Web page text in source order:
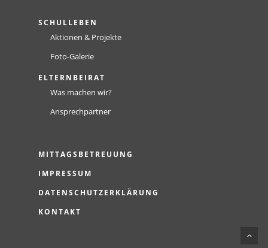
SCHULLEBEN
Aktionen & Projekte
Foto-Galerie
ELTERNBEIRAT
Was machen wir?
Ansprechpartner
MITTAGSBETREUUNG
IMPRESSUM
DATENSCHUTZERKLÄRUNG
KONTAKT